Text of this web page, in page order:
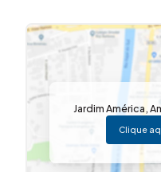
da proximidade com os
região. Aceita
Entre em contato: (19)
imobiliária que causa
Jardim América,
Clique